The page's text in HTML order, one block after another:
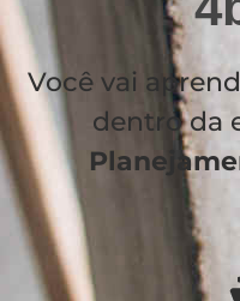
Você vai
dentro da